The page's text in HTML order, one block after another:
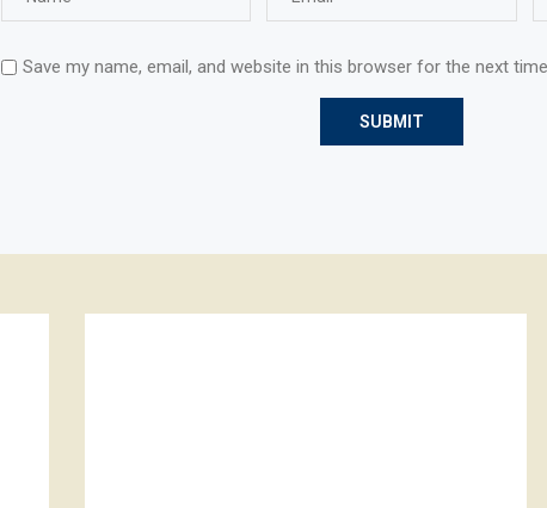
Save my name, email, and website in this browser for the next